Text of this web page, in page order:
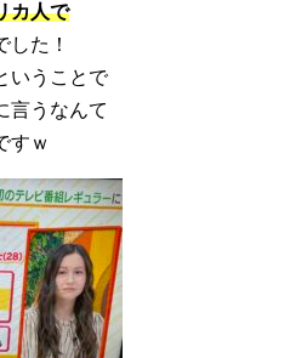
カ人で
した！
いうことで
言うなんて
すｗ